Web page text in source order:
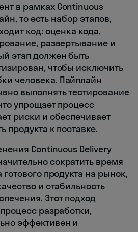
в рамках Continuous
то есть набор этапов,
код: оценка кода,
развертывание и
этап должен быть
чтобы исключить
человека. Пайплайн
выполнять тестирование
упрощает процесс
риски и обеспечивает
продукта к поставке.
Continuous Delivery
сократить время
продукта на рынок,
и стабильность
Этот подход
разработки,
эффективен и